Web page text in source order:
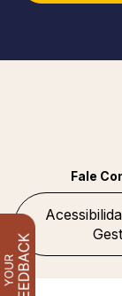
Fale